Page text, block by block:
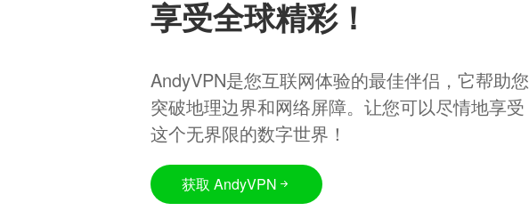
享受全球精彩！
AndyVPN是您互联网体验的最佳伴侣，它帮助您
突破地理边界和网络屏障。让您可以尽情地享受
这个无界限的数字世界！
获取 AndyVPN